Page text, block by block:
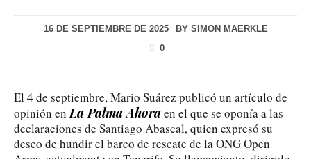
16 DE SEPTIEMBRE DE 2025 BY SIMON MAERKLE
0
El 4 de septiembre, Mario Suárez publicó un artículo de
opinión enLa Palma Ahoraen el que se oponía a las
declaraciones de Santiago Abascal, quien expresó su
deseo de hundir el barco de rescate de la ONG Open